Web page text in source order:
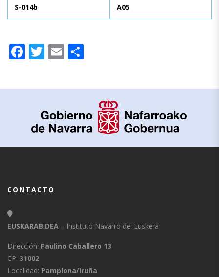
S-014b A05
Facebook
Twitter
Email
CONTACTO
EUSKARABIDEA – Instituto Navarro del Euskera
Dirección: Paulino Caballero 13
CP: 31002
Localidad: Pamplona/Iruña